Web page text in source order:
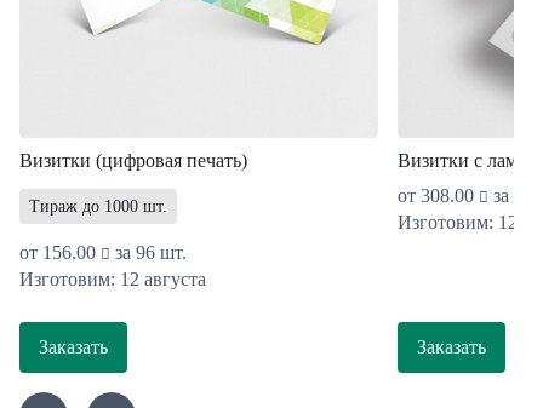
Визитки (цифровая печать)
Тираж до 1000 шт.
от 156.00
за 96 шт.
Изготовим: 12 августа
Заказать
Визитки с
от 308.00
за 96
Изготовим: 12
Заказать